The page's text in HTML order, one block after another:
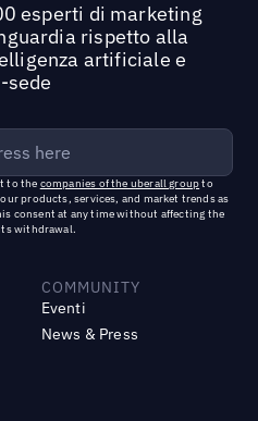
esperti di marketing
rispetto alla
artificiale e
sede
to the companies of the uberall groupto
products, services, and market trends as
consent at any time without affecting the
withdrawal.
COMMUNITY
Eventi
News & Press